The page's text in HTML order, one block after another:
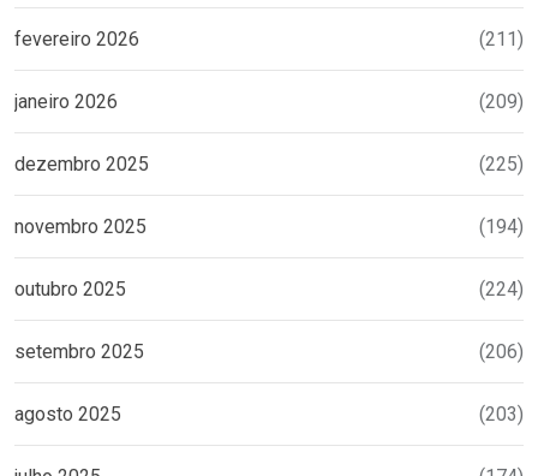
fevereiro 2026 (211)
janeiro 2026 (209)
dezembro 2025 (225)
novembro 2025 (194)
outubro 2025 (224)
setembro 2025 (206)
agosto 2025 (203)